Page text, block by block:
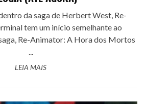
da saga de Herbert West, Re-
tem um início semelhante ao
Re-Animator: A Hora dos Mortos
...
LEIA MAIS